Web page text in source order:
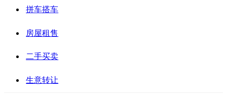
拼车搭车
房屋租售
二手买卖
生意转让